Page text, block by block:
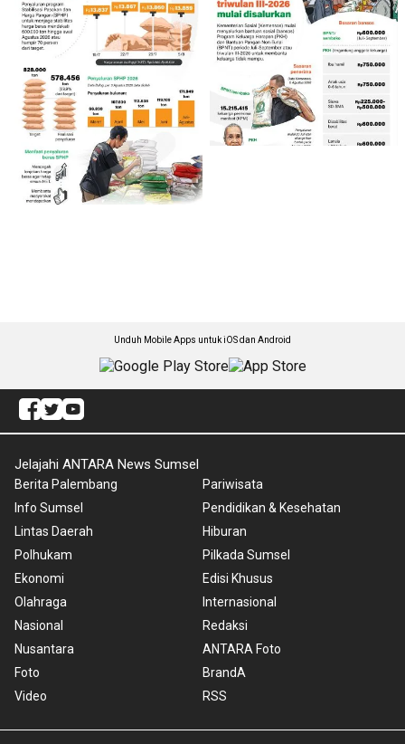
Unduh Mobile Apps untuk iOS dan Android
Jelajahi ANTARA News Sumsel
Berita Palembang
Info Sumsel
Lintas Daerah
Polhukam
Ekonomi
Olahraga
Nasional
Nusantara
Foto
Video
Pariwisata
Pendidikan & Kesehatan
Hiburan
Pilkada Sumsel
Edisi Khusus
Internasional
Redaksi
ANTARA Foto
BrandA
RSS